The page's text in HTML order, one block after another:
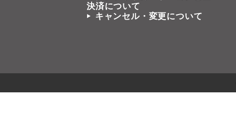
決済について
キャンセル・変更について